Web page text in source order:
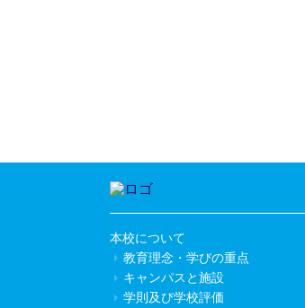
本校について
教育理念・学びの重点
キャンパスと施設
学則及び学校評価